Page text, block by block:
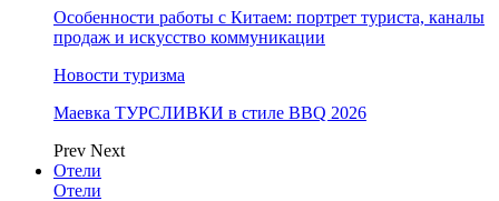
Особенности работы с Китаем: портрет туриста, каналы
продаж и искусство коммуникации
Новости туризма
Маевка ТУРСЛИВКИ в стиле BBQ 2026
Prev Next
Отели
Отели